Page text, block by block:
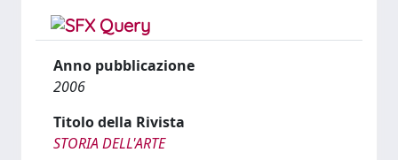
Anno pubblicazione
2006
Titolo della Rivista
STORIA DELL'ARTE